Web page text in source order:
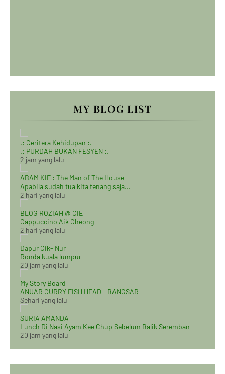
MY BLOG LIST
.: Ceritera Kehidupan :.
.: PURDAH BUKAN FESYEN :.
2 jam yang lalu
ABAM KIE : The Man of The House
Apabila sudah tua kita tenang saja...
2 hari yang lalu
BLOG ROZIAH @ CIE
Cappuccino Aik Cheong
2 hari yang lalu
Dapur Cik- Nur
Ronda kuala lumpur
20 jam yang lalu
My Story Board
ANUAR CURRY FISH HEAD - BANGSAR
Sehari yang lalu
SURIA AMANDA
Lunch Di Nasi Ayam Kee Chup Sebelum Balik Seremban
20 jam yang lalu